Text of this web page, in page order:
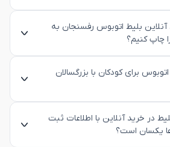
آنلاین بلیط اتوبوس رفسنجان به
چاپ کنیم؟
برای کودکان با بزرگسالان
در خرید آنلاین با اطلاعات ثبت
یکسان است؟